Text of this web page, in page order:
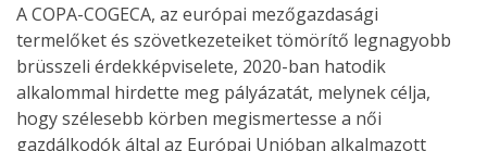
A COPA-COGECA, az európai mezőgazdasági
termelőket és szövetkezeteiket tömörítő legnagyobb
brüsszeli érdekképviselete, 2020-ban hatodik
alkalommal hirdette meg pályázatát, melynek célja,
hogy szélesebb körben megismertesse a női
gazdálkodók által az Európai Unióban alkalmazott